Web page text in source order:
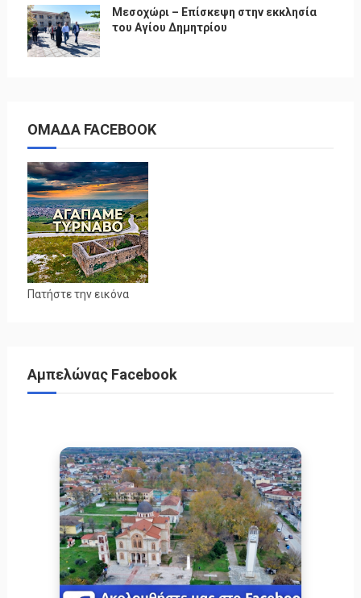
Μεσοχώρι – Επίσκεψη στην εκκλησία
του Αγίου Δημητρίου
ΟΜΑΔΑ FACEBOOK
Πατήστε την εικόνα
Αμπελώνας Facebook